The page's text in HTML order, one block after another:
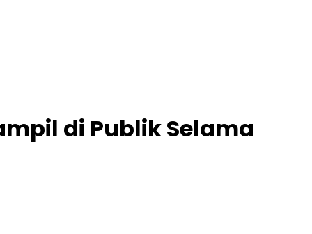
di Publik Selama